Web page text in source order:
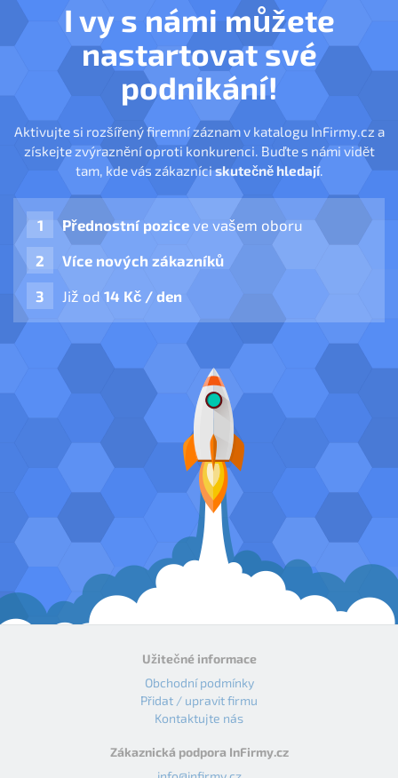
I vy s námi můžete
nastartovat své
podnikání!
Aktivujte si rozšířený firemní záznam v katalogu InFirmy.cz a
získejte zvýraznění oproti konkurenci. Buďte s námi vidět
tam, kde vás zákazníciskutečně hledají.
Přednostní pozice ve vašem oboru
Více nových zákazníků
Již od 14 Kč / den
Užitečné informace
Obchodní podmínky
Přidat / upravit firmu
Kontaktujte nás
Zákaznická podpora InFirmy.cz